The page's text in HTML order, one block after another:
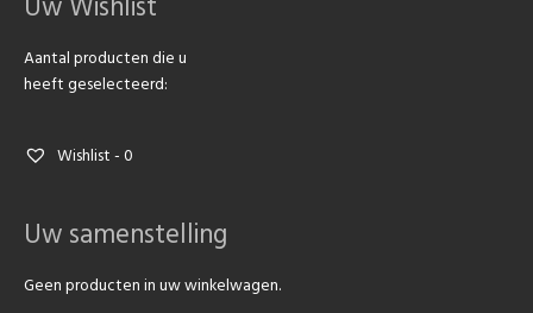
Aantal producten die u
heeft geselecteerd:
Wishlist - 0
Uw samenstelling
Geen producten in uw winkelwagen.